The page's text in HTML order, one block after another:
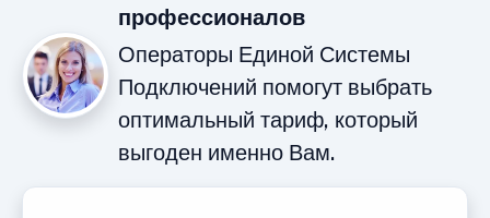
профессионалов
Операторы Единой Системы
Подключений помогут выбрать
оптимальный тариф, который
выгоден именно Вам.